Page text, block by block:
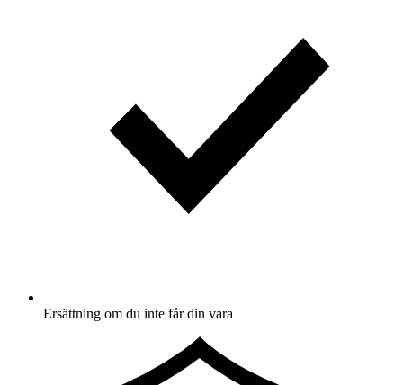
Ersättning om du inte får din vara